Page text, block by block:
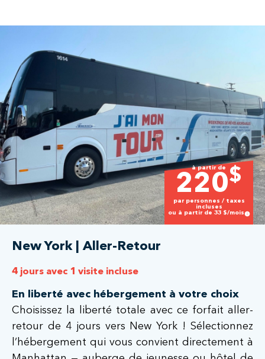
à partir de
220$
par personnes / taxes
incluses
ou à partir de 33$/mois
New York | Aller-Retour
4 jours avec 1 visite incluse
En liberté avec hébergement à votre choix
Choisissez la liberté totale avec ce forfait aller-
retour de 4 jours vers New York ! Sélectionnez
l’hébergement qui vous convient directement à